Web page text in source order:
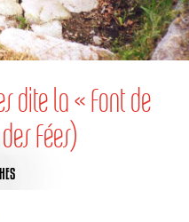
dite la « Font de
Fées)